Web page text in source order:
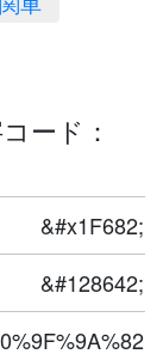
ード：
&#x1F682;
&#128642;